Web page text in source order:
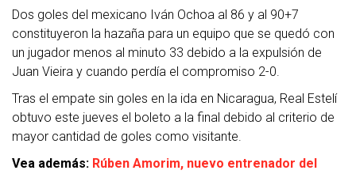
Dos goles del mexicano Iván Ochoa al 86 y al 90+7
constituyeron la hazaña para un equipo que se quedó con
un jugador menos al minuto 33 debido a la expulsión de
Juan Vieira y cuando perdía el compromiso 2-0.
Tras el empate sin goles en la ida en Nicaragua, Real Estelí
obtuvo este jueves el boleto a la final debido al criterio de
mayor cantidad de goles como visitante.
Vea además: Rúben Amorim, nuevo entrenador del